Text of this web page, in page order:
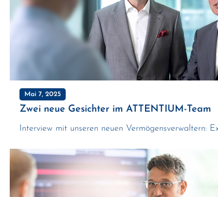
Mai 7, 2025
Zwei neue Gesichter im ATTENTIUM-Team
Interview mit unseren neuen Vermögensverwaltern: